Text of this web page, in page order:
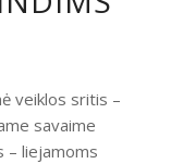
veiklos sritis –
savaime
– liejamoms